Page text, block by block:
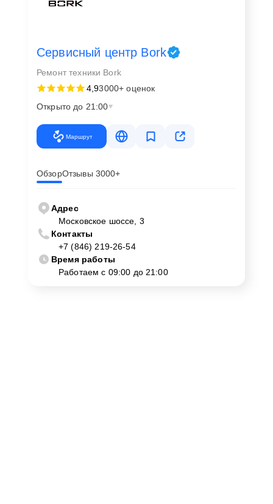
Сервисный центр Bork
Ремонт техники Bork
4,93000+ оценок
Открыто до 21:00
Маршрут
ОбзорОтзывы 3000+
Адрес
Московское шоссе, 3
Контакты
+7 (846) 219-26-54
Время работы
Работаем с 09:00 до 21:00